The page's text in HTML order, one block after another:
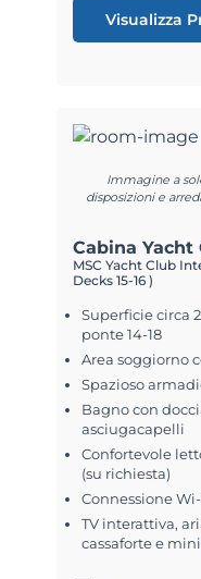
Visualizza
Immagine a
disposizioni e
Cabina Yacht
MSC Yacht Club
Decks 15-16 )
Superficie circa
ponte 14-18
Area soggiorno
Spazioso
Bagno con
asciugacapelli
Confortevole
(su richiesta)
Connessione
TV interattiva,
cassaforte e